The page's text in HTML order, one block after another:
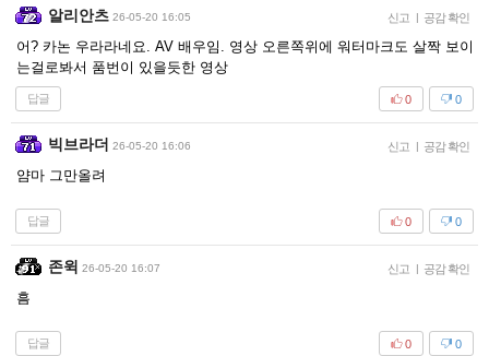
알리안츠 26-05-20 16:05 신고 | 공감 확인
어? 카논 우라라네요. AV 배우임. 영상 오른쪽위에 워터마크도 살짝 보이
는걸로봐서 품번이 있을듯한 영상
답글 0
0
빅브라더 26-05-20 16:06 신고 | 공감 확인
얌마 그만올려
답글 0
0
존윅 26-05-20 16:07 신고 | 공감 확인
흠
답글 0
0